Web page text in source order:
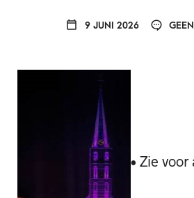
9 JUNI 2026
• Zie